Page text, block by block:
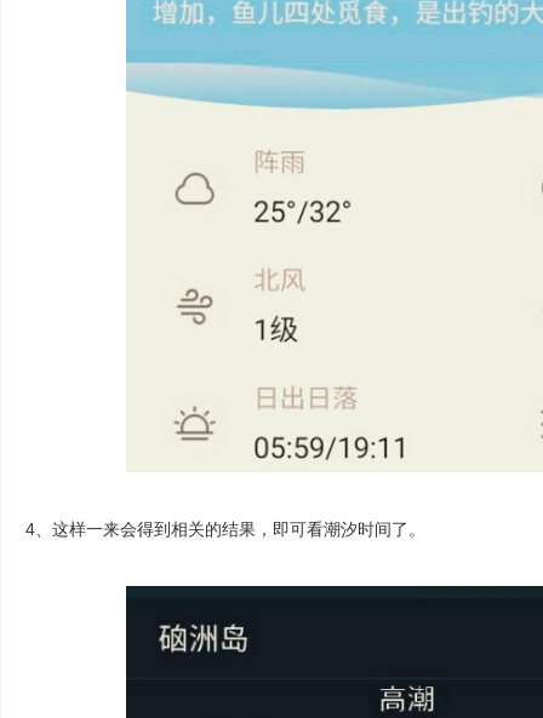
4、这样一来会得到相关的结果，即可看潮汐时间了。